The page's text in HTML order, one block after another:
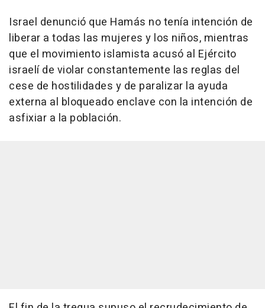
Israel denunció que Hamás no tenía intención de
liberar a todas las mujeres y los niños, mientras
que el movimiento islamista acusó al Ejército
israelí de violar constantemente las reglas del
cese de hostilidades y de paralizar la ayuda
externa al bloqueado enclave con la intención de
asfixiar a la población.